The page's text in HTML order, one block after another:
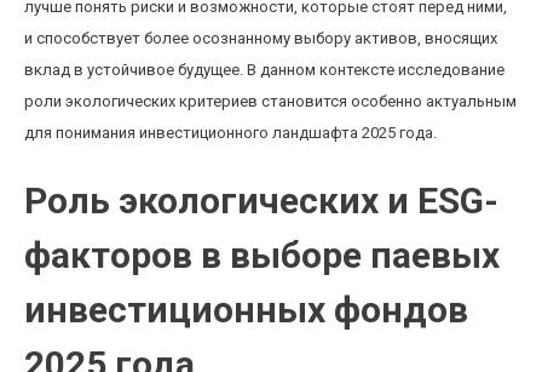
лучше понять риски и возможности, которые стоят перед ними,
и способствует более осознанному выбору активов, вносящих
вклад в устойчивое будущее. В данном контексте исследование
роли экологических критериев становится особенно актуальным
для понимания инвестиционного ландшафта 2025 года.
Роль экологических и ESG-
факторов в выборе паевых
инвестиционных фондов